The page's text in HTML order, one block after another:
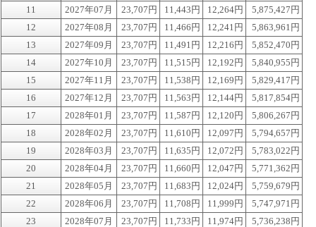
11
2027年07月 23,707円 11,443円 12,264円
5,875,427円
12
2027年08月 23,707円 11,466円 12,241円
5,863,961円
13
2027年09月 23,707円 11,491円 12,216円
5,852,470円
14
2027年10月 23,707円 11,515円 12,192円
5,840,955円
15
2027年11月 23,707円 11,538円 12,169円
5,829,417円
16
2027年12月 23,707円 11,563円 12,144円
5,817,854円
17
2028年01月 23,707円 11,587円 12,120円
5,806,267円
18
2028年02月 23,707円 11,610円 12,097円
5,794,657円
19
2028年03月 23,707円 11,635円 12,072円
5,783,022円
20
2028年04月 23,707円 11,660円 12,047円
5,771,362円
21
2028年05月 23,707円 11,683円 12,024円
5,759,679円
22
2028年06月 23,707円 11,708円 11,999円
5,747,971円
23
2028年07月 23,707円 11,733円 11,974円
5,736,238円